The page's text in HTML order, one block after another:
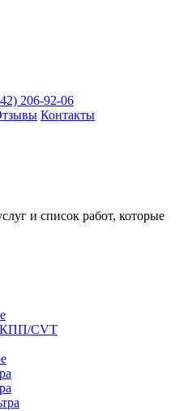
206-92-06
Контакты
и список работ, которые
CVT